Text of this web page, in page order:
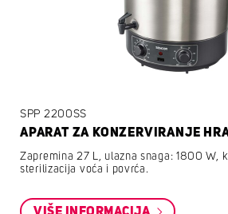
SPP 2200SS
APARAT ZA KONZERVIRANJE
Zapremina 27 L, ulazna snaga: 1800 W,
sterilizacija voća i povrća.
VIŠE INFORMACIJA